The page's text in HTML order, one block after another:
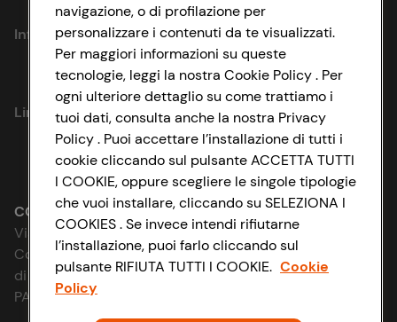
Informazioni
Privacy Policy
Cookie Policy
Impostazioni Cookie
Accessibilità
D&I e Parità di Genere
Strategia Fiscale
Link utili
Lavora con noi
Le cooperative
News & Approfondimenti
Richiami prodotto
CONAD SOCIETÀ COOPERATIVA
Via Michelino, 59 | 40127 BOLOGNA
Codice Fiscale e Registro Imprese
di Bologna 00865960157
PARTITA IVA 03320960374
navigazione, o di profilazione per
personalizzare i contenuti da te visualizzati.
Per maggiori informazioni su queste
tecnologie, leggi la nostra Cookie Policy . Per
ogni ulteriore dettaglio su come trattiamo i
tuoi dati, consulta anche la nostra Privacy
Policy . Puoi accettare l’installazione di tutti i
cookie cliccando sul pulsante ACCETTA TUTTI
I COOKIE, oppure scegliere le singole tipologie
che vuoi installare, cliccando su SELEZIONA I
COOKIES . Se invece intendi rifiutarne
l’installazione, puoi farlo cliccando sul
pulsante RIFIUTA TUTTI I COOKIE. Cookie
Policy